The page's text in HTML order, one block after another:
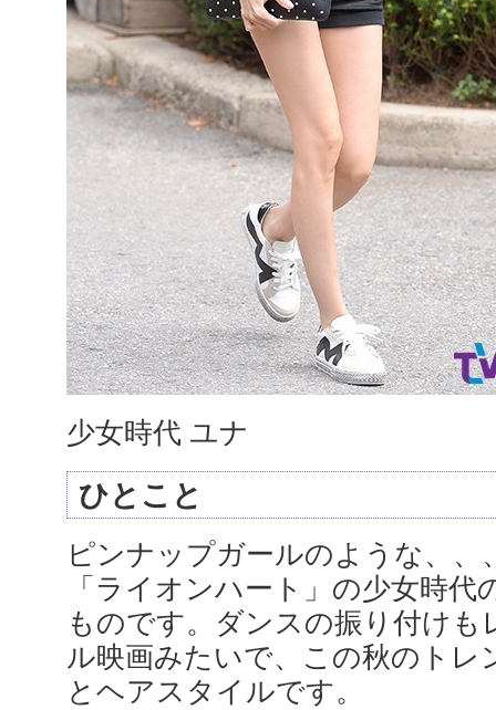
少女時代 ユナ
ひとこと
ピンナップガールのような、、
「ライオンハート」の少女時
ものです。ダンスの振り付け
ル映画みたいで、この秋のトレ
とヘアスタイルです。